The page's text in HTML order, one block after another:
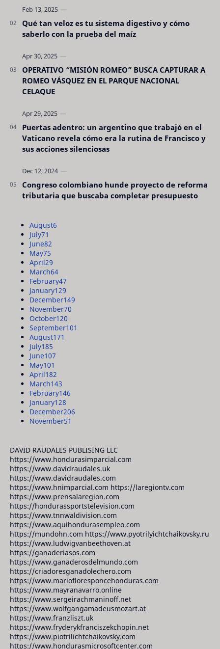
Qué tan veloz es tu sistema digestivo y cómo
saberlo con la prueba del maíz
OPERATIVO “MISIÓN ROMEO” BUSCA CAPTURAR A
ROMEO VÁSQUEZ EN EL PARQUE NACIONAL
CELAQUE
Puertas adentro: un argentino que trabajó en el
Vaticano revela cómo era la rutina de Francisco y
sus acciones silenciosas
Congreso colombiano hunde proyecto de reforma
tributaria que buscaba completar presupuesto
August6
July71
June82
May75
April29
March64
February47
January129
December149
November70
October120
September101
August171
July185
June107
May101
April182
March143
February146
January128
December206
November51
DAVID RAUDALES PUBLISING LLC
https://www.hondurasimparcial.com
https://www.davidraudales.uk
https://www.davidraudales.com
https://www.hnimparcial.com https://laregiontv.com
https://www.prensalaregion.com
https://hondurassportstelevision.com
https://www.tnnwaldivision.com
https://www.aquihondurasempleo.com
https://mundohn.com https://www.pyotrilyichtchaikovsky.ru
https://www.ludwigvanbeethoven.at
https://ganaderiasos.com
https://www.ganaderosdelmundo.com
https://criadoresganadolechero.com
https://www.mariofloresponcehonduras.com
https://www.mayranavarro.online
https://www.sergeirachmaninoff.net
https://www.wolfgangamadeusmozart.at
https://www.franzliszt.uk
https://www.fryderykfranciszekchopin.net
https://www.piotrilichtchaikovsky.com
https://www.hondurasmicrosoftcenter.com